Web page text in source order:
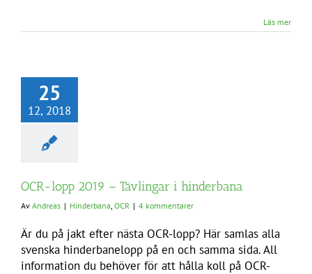
Läs mer
25
12, 2018
OCR-lopp 2019 – Tävlingar i hinderbana
Av Andreas | Hinderbana, OCR | 4 kommentarer
Är du på jakt efter nästa OCR-lopp? Här samlas alla
svenska hinderbanelopp på en och samma sida. All
information du behöver för att hålla koll på OCR-